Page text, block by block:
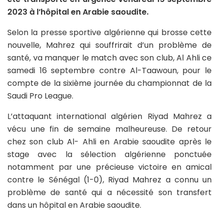
2023 à l’hôpital en Arabie saoudite.
Selon la presse sportive algérienne qui brosse cette
nouvelle, Mahrez qui souffrirait d’un problème de
santé, va manquer le match avec son club, Al Ahli ce
samedi 16 septembre contre Al-Taawoun, pour le
compte de la sixième journée du championnat de la
Saudi Pro League.
L’attaquant international algérien Riyad Mahrez a
vécu une fin de semaine malheureuse. De retour
chez son club Al- Ahli en Arabie saoudite après le
stage avec la sélection algérienne ponctuée
notamment par une précieuse victoire en amical
contre le Sénégal (1-0), Riyad Mahrez a connu un
problème de santé qui a nécessité son transfert
dans un hôpital en Arabie saoudite.